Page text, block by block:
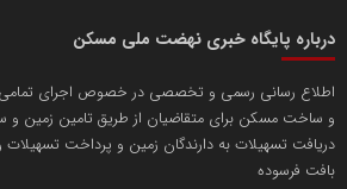
درباره پایگاه خبری نهضت ملی مسکن
اطلاع رسانی رسمی و تخصصی در خصوص اجرای تمامی
و ساخت مسکن برای متقاضیان از طریق تامین زمین
دریافت تسهیلات به دارندگان زمین و پرداخت
بافت فرسوده